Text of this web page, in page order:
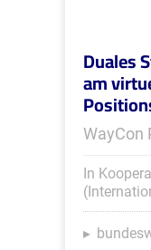
Duales
am
WayCon
In